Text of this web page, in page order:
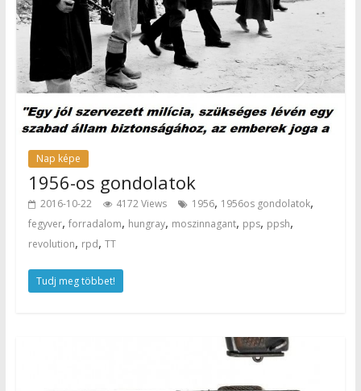
Nap képe
1956-os gondolatok
2016-10-22 4172 Views 1956, 1956os gondolatok,
fegyver, forradalom, hungray, moszinnagant, pps, ppsh,
revolution, rpd, TT
Tudj meg többet!